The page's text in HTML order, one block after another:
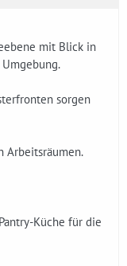
mit Blick in
sorgen
Arbeitsräumen.
Küche für die